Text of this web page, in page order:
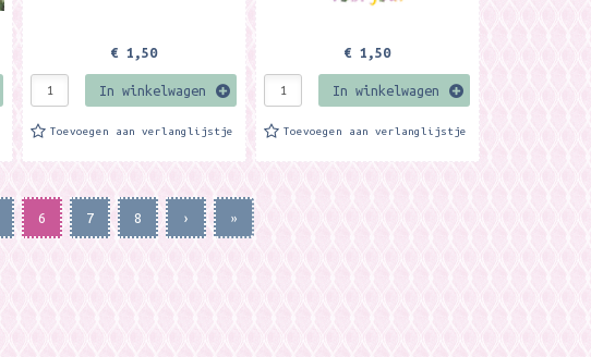
€ 1,50
In winkelwagen
Toevoegen aan verlanglijstje
€ 1,50
In winkelwagen
Toevoegen aan verlanglijstje
6 7 8 › »